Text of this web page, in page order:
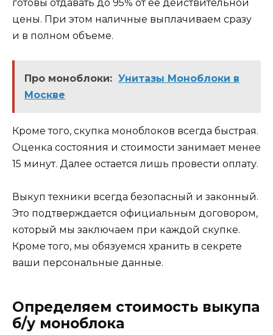
готовы отдавать до 95% от ее действительной
цены. При этом наличные выплачиваем сразу
и в полном объеме.
Про моноблоки: Унитазы Моноблоки в
Москве
Кроме того, скупка моноблоков всегда быстрая.
Оценка состояния и стоимости занимает менее
15 минут. Далее остается лишь провести оплату.
Выкуп техники всегда безопасный и законный.
Это подтверждается официальным договором,
который мы заключаем при каждой скупке.
Кроме того, мы обязуемся хранить в секрете
ваши персональные данные.
Определяем стоимость выкупа
б/у моноблока